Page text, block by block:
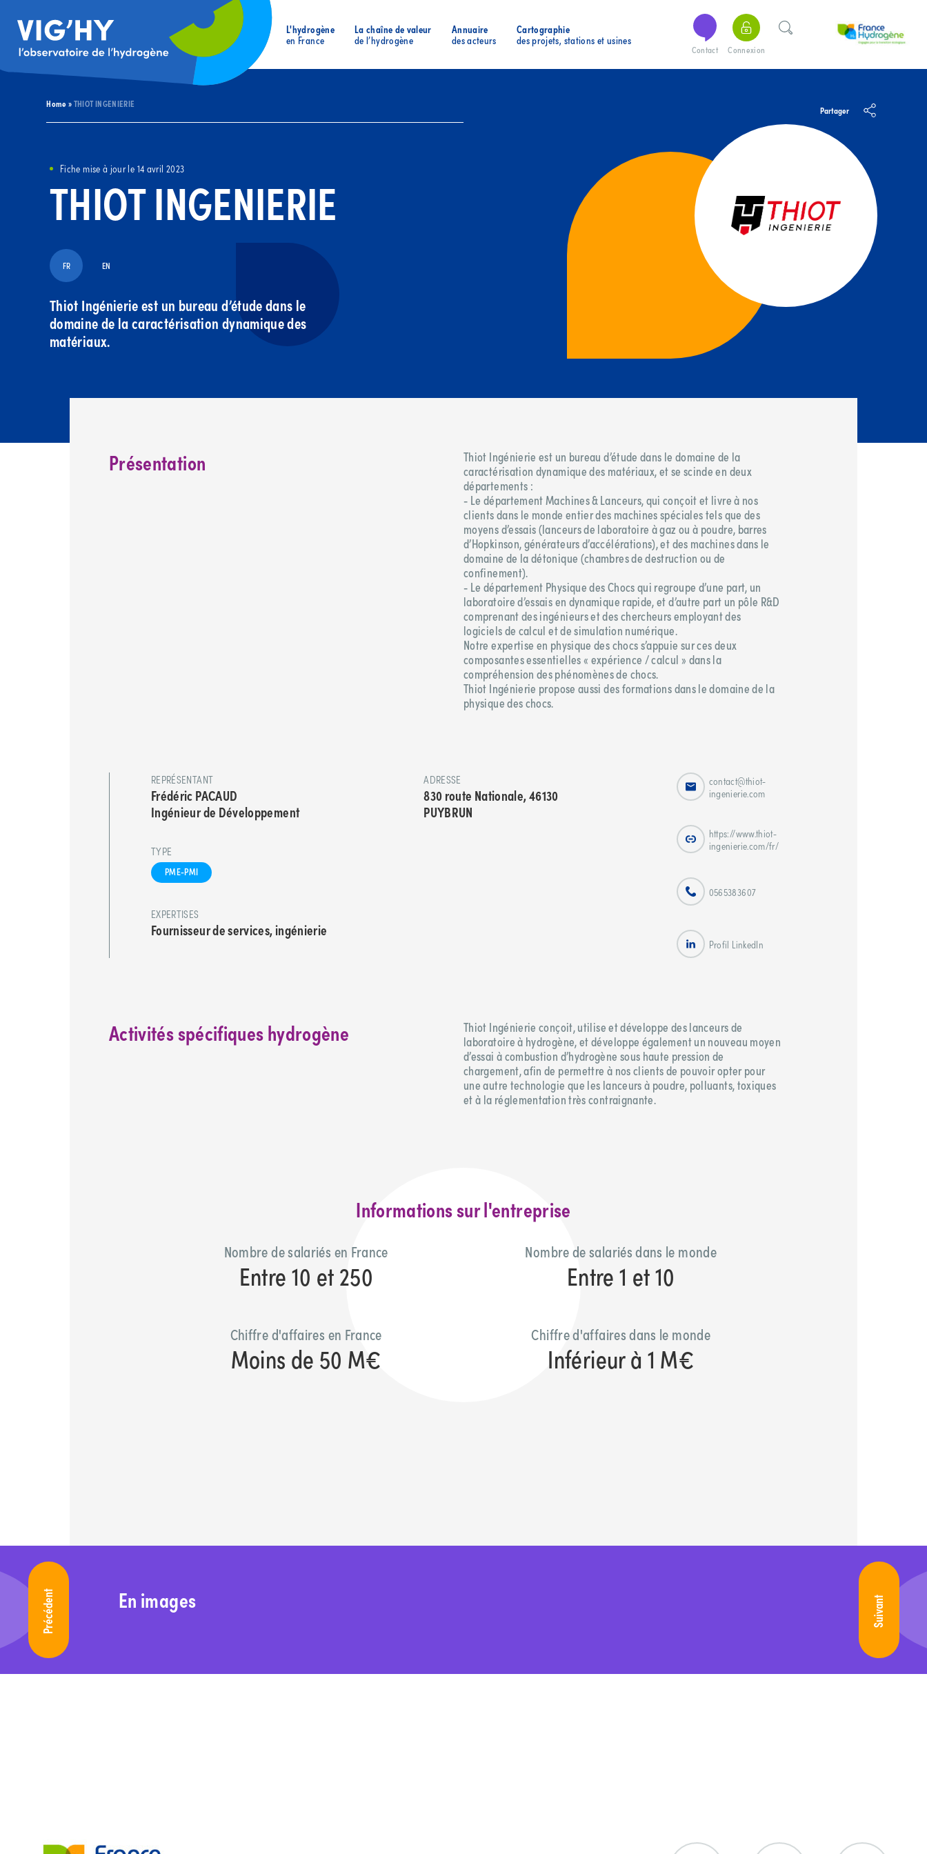
L'hydrogène
en France
La chaîne de valeur
de l’hydrogène
Annuaire
des acteurs
Cartographie
des projets, stations et usines
Contact Connexion
Home»THIOT INGENIERIE
Partager
Fiche mise à jour le 14 avril 2023
THIOT INGENIERIE
FR EN
Thiot Ingénierie est un bureau d’étude dans le
domaine de la caractérisation dynamique des
matériaux.
Présentation
Thiot Ingénierie est un bureau d’étude dans le domaine de la
caractérisation dynamique des matériaux, et se scinde en deux
départements :​
- Le département Machines & Lanceurs, qui conçoit et livre à nos
clients dans le monde entier des machines spéciales tels que des
moyens d’essais (lanceurs de laboratoire à gaz ou à poudre, barres
d’Hopkinson, générateurs d’accélérations), et des machines dans le
domaine de la détonique (chambres de destruction ou de
confinement).​
- Le département Physique des Chocs qui regroupe d’une part, un
laboratoire d’essais en dynamique rapide, et d’autre part un pôle R&D
comprenant des ingénieurs et des chercheurs employant des
logiciels de calcul et de simulation numérique.​
Notre expertise en physique des chocs s’appuie sur ces deux
composantes essentielles « expérience / calcul » dans la
compréhension des phénomènes de chocs.​
Thiot Ingénierie propose aussi des formations dans le domaine de la
physique des chocs.
REPRÉSENTANT
Frédéric PACAUD
Ingénieur de Développement
ADRESSE
830 route Nationale, 46130
PUYBRUN
TYPE
PME-PMI
EXPERTISES
Fournisseur de services, ingénierie
contact@thiot-
ingenierie.com
https://www.thiot-
ingenierie.com/fr/
0565383607
Profil LinkedIn
Activités spécifiques hydrogène
Thiot Ingénierie conçoit, utilise et développe des lanceurs de
laboratoire à hydrogène, et développe également un nouveau moyen
d’essai à combustion d’hydrogène sous haute pression de
chargement, afin de permettre à nos clients de pouvoir opter pour
une autre technologie que les lanceurs à poudre, polluants, toxiques
et à la réglementation très contraignante.​
Informations sur l'entreprise
Nombre de salariés en France
Entre 10 et 250
Nombre de salariés dans le monde
Entre 1 et 10
Chiffre d'affaires en France
Moins de 50 M€
Chiffre d'affaires dans le monde
Inférieur à 1 M€
En images
Précédent Suivant